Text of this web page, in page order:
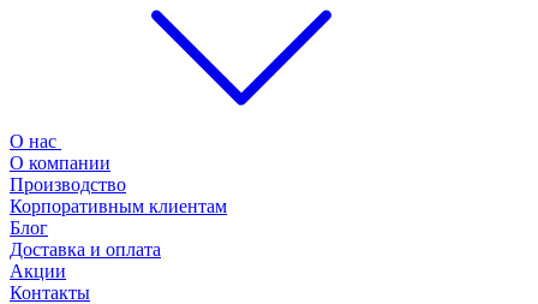
О нас
О компании
Производство
Корпоративным клиентам
Блог
Доставка и оплата
Акции
Контакты